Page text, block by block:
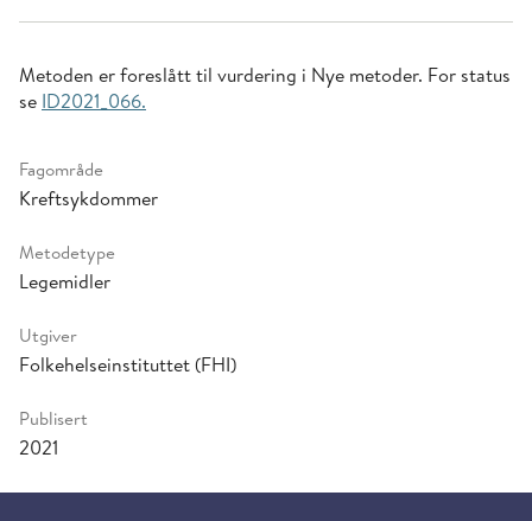
Metoden er foreslått til vurdering i Nye metoder. For status
se ID2021_066.
Fagområde
Kreftsykdommer
Metodetype
Legemidler
Utgiver
Folkehelseinstituttet (FHI)
Publisert
2021